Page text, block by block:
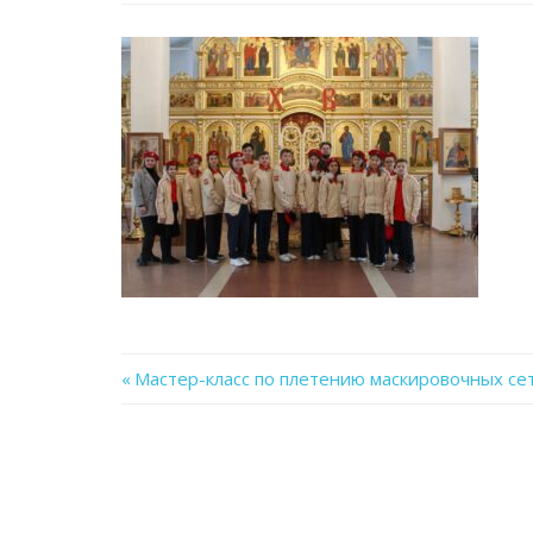
Previous
Мастер-класс по плетению маскировочных